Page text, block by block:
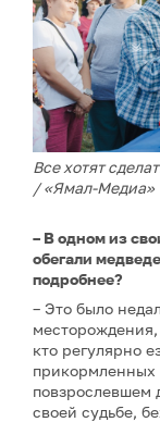
Все хотят
/ «Ямал-Медиа»
– В одном из
обегали
подробнее?
– Это было
кто регулярно
повзрослевшем
своей судьбе,